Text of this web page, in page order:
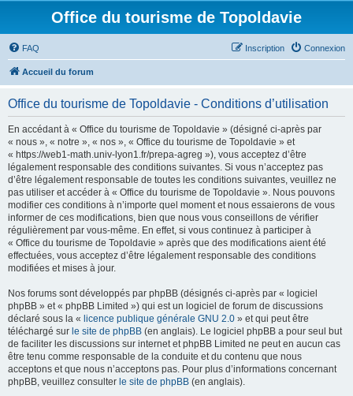
Office du tourisme de Topoldavie
FAQ Connexion
Inscription
Accueil du forum
Office du tourisme de Topoldavie - Conditions d’utilisation
En accédant à « Office du tourisme de Topoldavie » (désigné ci-après par
« nous », « notre », « nos », « Office du tourisme de Topoldavie » et
« https://web1-math.univ-lyon1.fr/prepa-agreg »), vous acceptez d’être
légalement responsable des conditions suivantes. Si vous n’acceptez pas
d’être légalement responsable de toutes les conditions suivantes, veuillez ne
pas utiliser et accéder à « Office du tourisme de Topoldavie ». Nous pouvons
modifier ces conditions à n’importe quel moment et nous essaierons de vous
informer de ces modifications, bien que nous vous conseillons de vérifier
régulièrement par vous-même. En effet, si vous continuez à participer à
« Office du tourisme de Topoldavie » après que des modifications aient été
effectuées, vous acceptez d’être légalement responsable des conditions
modifiées et mises à jour.
Nos forums sont développés par phpBB (désignés ci-après par « logiciel
phpBB » et « phpBB Limited ») qui est un logiciel de forum de discussions
déclaré sous la « licence publique générale GNU 2.0 » et qui peut être
téléchargé sur le site de phpBB (en anglais). Le logiciel phpBB a pour seul but
de faciliter les discussions sur internet et phpBB Limited ne peut en aucun cas
être tenu comme responsable de la conduite et du contenu que nous
acceptons et que nous n’acceptons pas. Pour plus d’informations concernant
phpBB, veuillez consulter le site de phpBB (en anglais).